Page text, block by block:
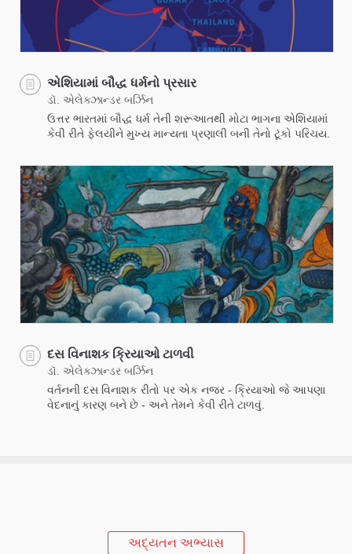
એશિયામાં બૌદ્ધ ધર્મનો પ્રસાર
ડૉ. એલેક્ઝાન્ડર બર્ઝિન
ઉત્તર ભારતમાં બૌદ્ધ ધર્મ તેની શરૂઆતથી મોટા ભાગના એશિયામાં
કેવી રીતે ફેલયીને મુખ્ય માન્યતા પ્રણાલી બની તેનો ટૂંકો પરિચય.
દસ વિનાશક ક્રિયાઓ ટાળવી
ડૉ. એલેક્ઝાન્ડર બર્ઝિન
વર્તનની દસ વિનાશક રીતો પર એક નજર - ક્રિયાઓ જે આપણા
વેદનાનું કારણ બને છે - અને તેમને કેવી રીતે ટાળવું.
અદ્યતન અભ્યાસ